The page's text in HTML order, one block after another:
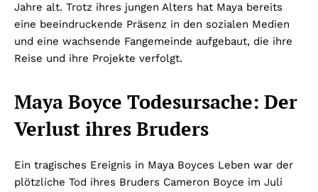
Jahre alt. Trotz ihres jungen Alters hat Maya bereits
eine beeindruckende Präsenz in den sozialen Medien
und eine wachsende Fangemeinde aufgebaut, die ihre
Reise und ihre Projekte verfolgt.
Maya Boyce Todesursache: Der
Verlust ihres Bruders
Ein tragisches Ereignis in Maya Boyces Leben war der
plötzliche Tod ihres Bruders Cameron Boyce im Juli